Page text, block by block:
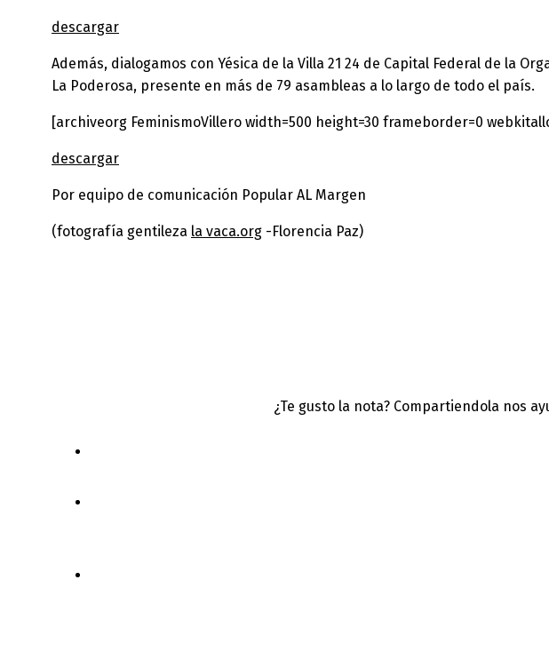
descargar
Además, dialogamos con Yésica de la Villa 21 24 de Capital Federal de la
La Poderosa, presente en más de 79 asambleas a lo largo de todo el país.
[archiveorg FeminismoVillero width=500 height=30 frameborder=0
descargar
Por equipo de comunicación Popular AL Margen
(fotografía gentileza la vaca.org -Florencia Paz)
¿Te gusto la nota? Compartiendola nos